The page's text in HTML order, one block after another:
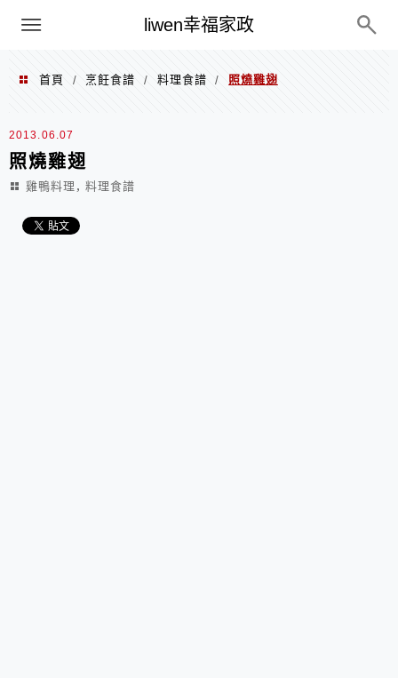
liwen幸福家政
menu
首頁 / 烹飪食譜 / 料理食譜 / 照燒雞翅
2013.06.07
照燒雞翅
雞鴨料理 , 料理食譜